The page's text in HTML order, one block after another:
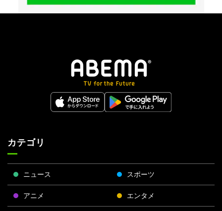
カテゴリ
ニュース スポーツ
アニメ エンタメ